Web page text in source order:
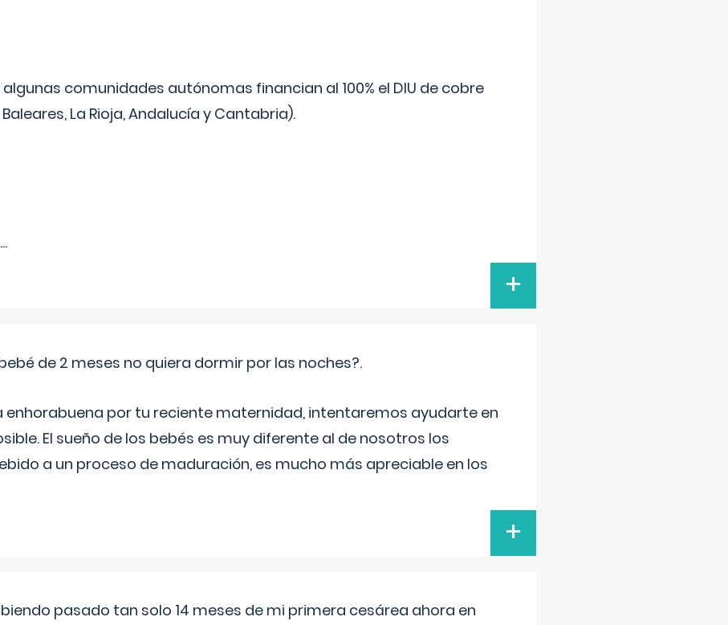
comunidades autónomas financian al 100% el DIU de cobre
La Rioja, Andalucía y Cantabria).
...
+
de 2 meses no quiera dormir por las noches?.
por tu reciente maternidad, intentaremos ayudarte en
El sueño de los bebés es muy diferente al de nosotros los
a un proceso de maduración, es mucho más apreciable en los
+
pasado tan solo 14 meses de mi primera cesárea ahora en